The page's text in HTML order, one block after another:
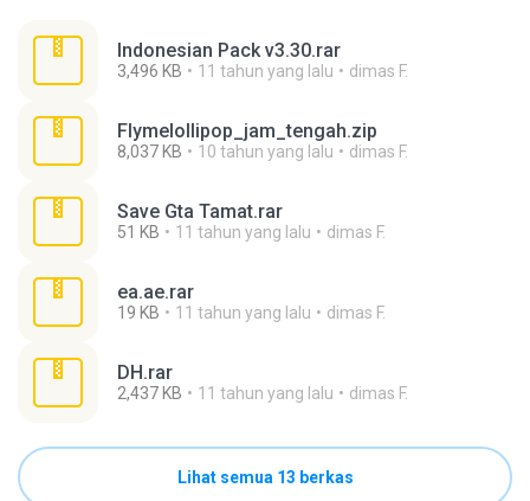
Indonesian Pack v3.30.rar
3,496 KB 11 tahun yang lalu dimas F.
Flymelollipop_jam_tengah.zip
8,037 KB 10 tahun yang lalu dimas F.
Save Gta Tamat.rar
51 KB 11 tahun yang lalu dimas F.
ea.ae.rar
19 KB 11 tahun yang lalu dimas F.
DH.rar
2,437 KB 11 tahun yang lalu dimas F.
Lihat semua 13 berkas